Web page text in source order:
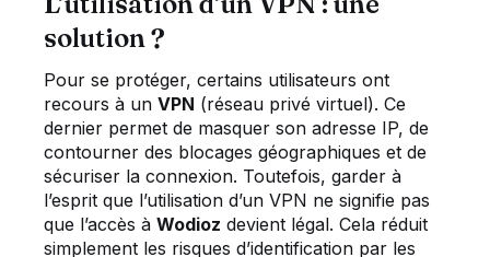
solution ?
Pour se protéger, certains utilisateurs ont
recours à un VPN (réseau privé virtuel). Ce
dernier permet de masquer son adresse IP, de
contourner des blocages géographiques et de
sécuriser la connexion. Toutefois, garder à
l’esprit que l’utilisation d’un VPN ne signifie pas
que l’accès à Wodioz devient légal. Cela réduit
simplement les risques d’identification par les